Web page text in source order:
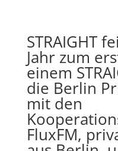
STRAIGHT
Jahr zum
einem
die Berlin
mit den
FluxFM,